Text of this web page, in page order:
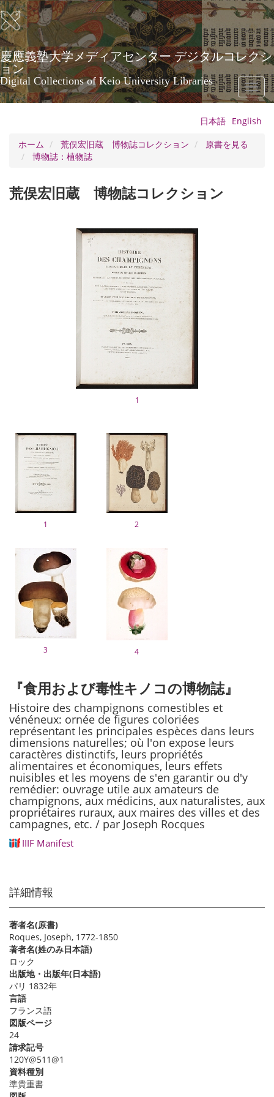
メ
イ
ン
コ
ン
テ
ン
ツ
に
慶應義塾大学メディアセンター デジタルコレクシ
ョン
Digital Collections of Keio University Libraries
Toggle
日本語 English
ホーム
荒俣宏旧蔵 博物誌コレクション
原書を見る
博物誌：植物誌
荒俣宏旧蔵 博物誌コレクション
1
1 2
3 4
『食用および毒性キノコの博物誌』
Histoire des champignons comestibles et
vénéneux: ornée de figures coloriées
représentant les principales espèces dans leurs
dimensions naturelles; où l'on expose leurs
caractères distinctifs, leurs propriétés
alimentaires et économiques, leurs effets
nuisibles et les moyens de s'en garantir ou d'y
remédier: ouvrage utile aux amateurs de
champignons, aux médicins, aux naturalistes, aux
propriétaires ruraux, aux maires des villes et des
campagnes, etc. / par Joseph Rocques
IIIF Manifest
詳細情報
著者名(原書)
Roques, Joseph, 1772-1850
著者名(姓のみ日本語)
ロック
出版地・出版年(日本語)
パリ 1832年
言語
フランス語
図版ページ
24
請求記号
120Y@511@1
資料種別
準貴重書